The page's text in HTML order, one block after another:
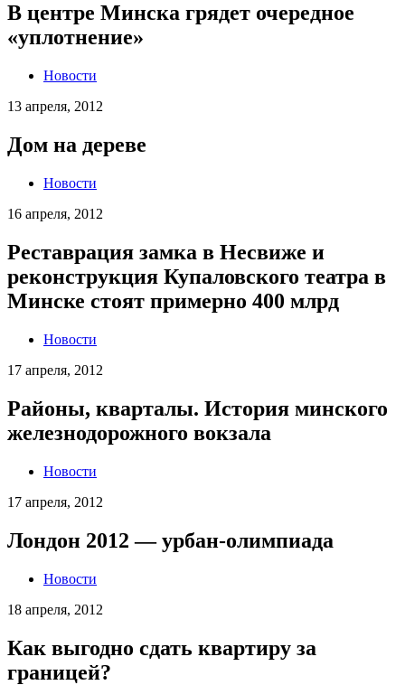
В центре Минска грядет очередное
«уплотнение»
Новости
13 апреля, 2012
Дом на дереве
Новости
16 апреля, 2012
Реставрация замка в Несвиже и
реконструкция Купаловского театра в
Минске стоят примерно 400 млрд
Новости
17 апреля, 2012
Районы, кварталы. История минского
железнодорожного вокзала
Новости
17 апреля, 2012
Лондон 2012 — урбан-олимпиада
Новости
18 апреля, 2012
Как выгодно сдать квартиру за
границей?